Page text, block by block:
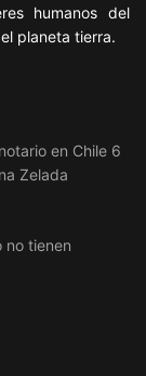
humanos del
planeta tierra.
en Chile 6
Zelada
no tienen